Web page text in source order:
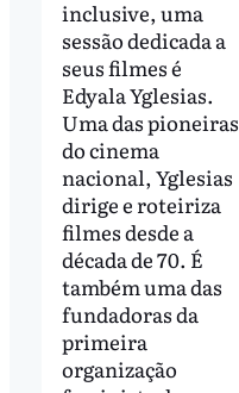
inclusive, uma
sessão dedicada a
seus filmes é
Edyala Yglesias.
Uma das pioneiras
do cinema
nacional, Yglesias
dirige e roteiriza
filmes desde a
década de 70. É
também uma das
fundadoras da
primeira
organização